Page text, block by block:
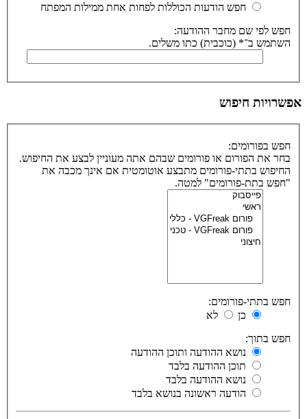
חפש הודעות הכוללות לפחות אחת ממילות המפתח
חפש לפי שם מחבר ההודעה:
השתמש ב־* (כוכבית) כתו משלים.
אפשרויות חיפוש
חפש בפורומים:
בחר את הפורום או פורומים שבהם אתה מעוניין לבצע את החיפוש.
החיפוש בתתי-פורומים מתבצע אוטומטית אם אינך מכבה את
"חפש בתת-פורומים" למטה.
חפש בתתי-פורומים:
כן
לא
חפש בתוך:
נושא ההודעה ותוכן ההודעה
תוכן ההודעה בלבד
נושא ההודעה בלבד
הודעה ראשונה בנושא בלבד